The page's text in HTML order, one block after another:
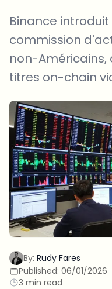
Binance
commission
non-
titres on-chain
By: Rudy Fares
Published: 06/01/2026
3 min read